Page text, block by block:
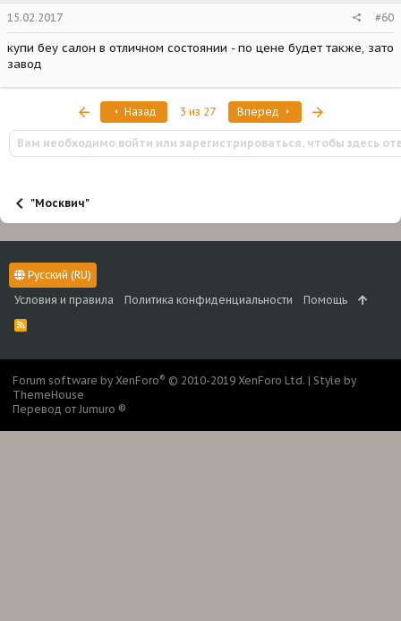
15.02.2017 #60
купи беу салон в отличном состоянии - по цене будет также, зато
завод
ПервыйНазад 3 из 27 Вперед
Вам необходимо войти или зарегистрироваться, чтобы здесь
"Москвич"
Русский (RU)
Условия и правила
Политика конфиденциальности Помощь
R
Forum software by XenForo® © 2010-2019 XenForo Ltd. | Style by
ThemeHouse
Перевод от Jumuro ®